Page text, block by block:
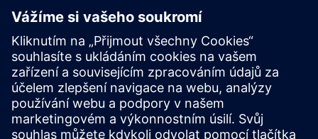
Přečtěte si blog
Získejte nové pohledy na PLM Components a trh PLM
obecně.